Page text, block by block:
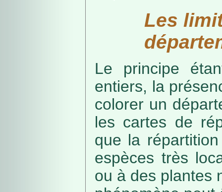
Les
Le principe
entiers, la
colorer un
les cartes de
que la
espèces très
ou à des plantes